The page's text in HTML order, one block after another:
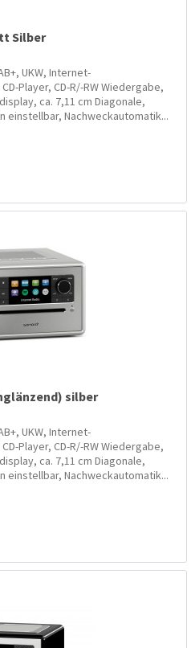
Silber
UKW, Internet-
Player, CD-R/-RW Wiedergabe,
ca. 7,11 cm Diagonale,
einstellbar, Nachweckautomatik...
silber
UKW, Internet-
Player, CD-R/-RW Wiedergabe,
ca. 7,11 cm Diagonale,
einstellbar, Nachweckautomatik...